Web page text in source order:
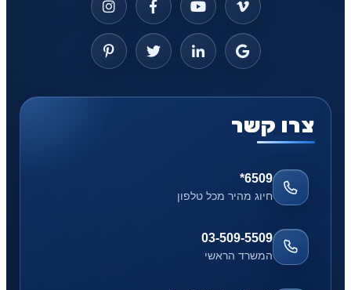
צרו קשר
*6509
חיוג מהיר מכל טלפון
03-509-5509
המשרד הראשי